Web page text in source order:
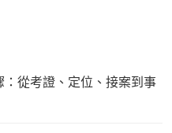
從考證、定位、接案到事